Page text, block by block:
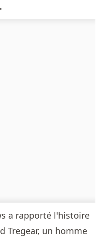
a rapporté l'histoire
Tregear, un homme